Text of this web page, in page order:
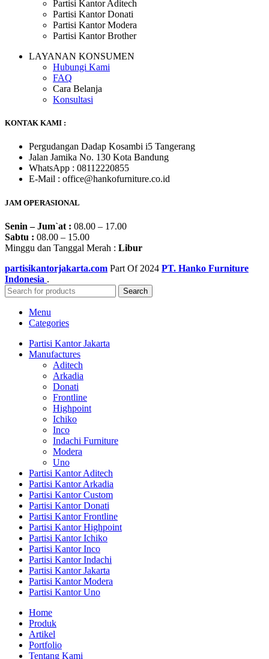
Partisi Kantor Aditech
Partisi Kantor Donati
Partisi Kantor Modera
Partisi Kantor Brother
LAYANAN KONSUMEN
Hubungi Kami
FAQ
Cara Belanja
Konsultasi
KONTAK KAMI :
Pergudangan Dadap Kosambi i5 Tangerang
Jalan Jamika No. 130 Kota Bandung
WhatsApp : 08112220855
E-Mail : office@hankofurniture.co.id
JAM OPERASIONAL
Senin – Jum`at : 08.00 – 17.00
Sabtu : 08.00 – 15.00
Minggu dan Tanggal Merah : Libur
partisikantorjakarta.com Part Of 2024 PT. Hanko Furniture
Indonesia .
Search
Menu
Categories
Partisi Kantor Jakarta
Manufactures
Aditech
Arkadia
Donati
Frontline
Highpoint
Ichiko
Inco
Indachi Furniture
Modera
Uno
Partisi Kantor Aditech
Partisi Kantor Arkadia
Partisi Kantor Custom
Partisi Kantor Donati
Partisi Kantor Frontline
Partisi Kantor Highpoint
Partisi Kantor Ichiko
Partisi Kantor Inco
Partisi Kantor Indachi
Partisi Kantor Jakarta
Partisi Kantor Modera
Partisi Kantor Uno
Home
Produk
Artikel
Portfolio
Tentang Kami